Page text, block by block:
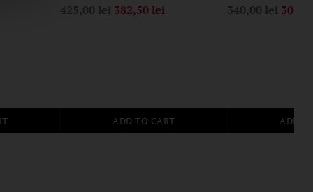
Regular
425,00 lei 382,50 lei
ADD TO CART
Quantity
Regular
340,00 lei
ADD
Quantity